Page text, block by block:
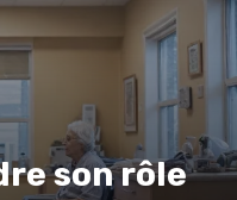
son rôle